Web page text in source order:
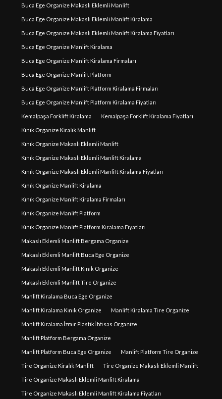
Buca Ege Organize Makaslı Eklemli Manlift
Buca Ege Organize Makaslı Eklemli Manlift Kiralama
Buca Ege Organize Makaslı Eklemli Manlift Kiralama Fiyatları
Buca Ege Organize Manlift Kiralama
Buca Ege Organize Manlift Kiralama Firmaları
Buca Ege Organize Manlift Platform
Buca Ege Organize Manlift Platform Kiralama Firmaları
Buca Ege Organize Manlift Platform Kiralama Fiyatları
Kemalpaşa Forklift Kiralama Kemalpaşa Forklift Kiralama Fiyatları
Kınık Organize Kiralık Manlift
Kınık Organize Makaslı Eklemli Manlift
Kınık Organize Makaslı Eklemli Manlift Kiralama
Kınık Organize Makaslı Eklemli Manlift Kiralama Fiyatları
Kınık Organize Manlift Kiralama
Kınık Organize Manlift Kiralama Firmaları
Kınık Organize Manlift Platform
Kınık Organize Manlift Platform Kiralama Fiyatları
Makaslı Eklemli Manlift Bergama Organize
Makaslı Eklemli Manlift Buca Ege Organize
Makaslı Eklemli Manlift Kınık Organize
Makaslı Eklemli Manlift Tire Organize
Manlift Kiralama Buca Ege Organize
Manlift Kiralama Kınık Organize Manlift Kiralama Tire Organize
Manlift Kiralama İzmir Plastik İhtisas Organize
Manlift Platform Bergama Organize
Manlift Platform Buca Ege Organize Manlift Platform Tire Organize
Tire Organize Kiralık Manlift Tire Organize Makaslı Eklemli Manlift
Tire Organize Makaslı Eklemli Manlift Kiralama
Tire Organize Makaslı Eklemli Manlift Kiralama Fiyatları